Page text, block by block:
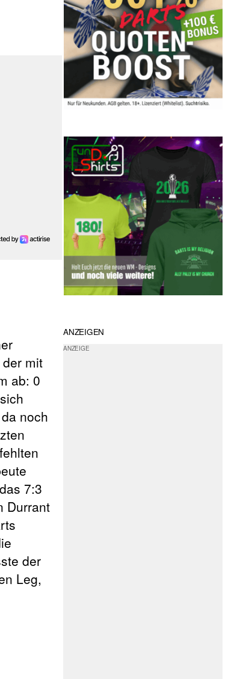
der mit
ab: 0
noch
7:3
Durrant
der
Leg,
ANZEIGEN